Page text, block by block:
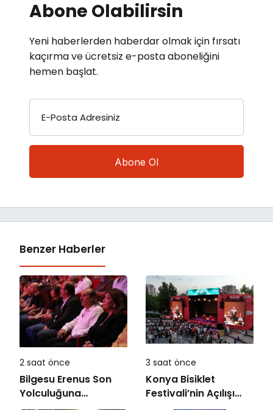
Abone Olabilirsin
Yeni haberlerden haberdar olmak için fırsatı
kaçırma ve ücretsiz e-posta aboneliğini
hemen başlat.
E-Posta Adresiniz
Benzer Haberler
2 saat önce
Bilgesu Erenus Son
Yolculuğuna
Uğurlandı
3 saat önce
Konya Bisiklet
Festivali’nin Açılışı
Coşkuyla Gerçekleşti